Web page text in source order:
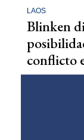
LAOS
Blinken
conflicto